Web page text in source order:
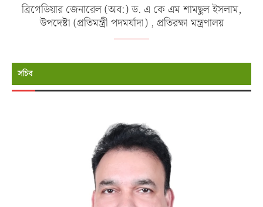
ব্রিগেডিয়ার জেনারেল (অব:) ড. এ কে এম শামছুল ইসলাম,
উপদেষ্টা (প্রতিমন্ত্রী পদমর্যাদা) , প্রতিরক্ষা মন্ত্রণালয়
সচিব